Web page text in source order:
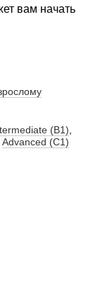
вам начать
(B1)
Advanced (C1)